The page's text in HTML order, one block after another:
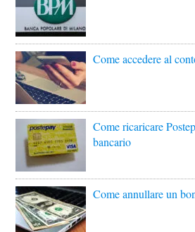
Come accedere al
Come ricaricare
bancario
Come annullare un